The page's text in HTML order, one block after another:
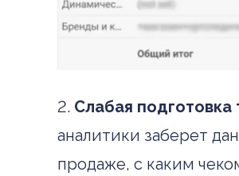
2. Слабая
аналитики заберет
продаже, с каким